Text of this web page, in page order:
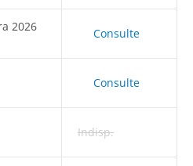
2026 Consulte
Consulte
Indisp.